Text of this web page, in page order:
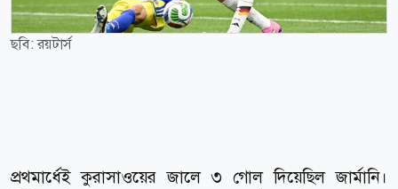
ছবি: রয়টার্স
প্রথমার্ধেই কুরাসাওয়ের জালে ৩ গোল দিয়েছিল জার্মানি।